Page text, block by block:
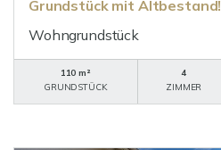
Grundstück mit Altbestand!
Wohngrundstück
110 m²
GRUNDSTÜCK
4
ZIMMER